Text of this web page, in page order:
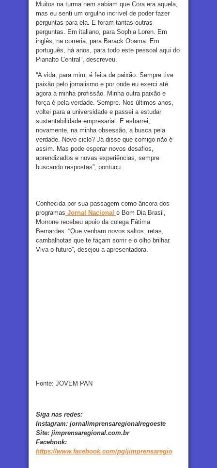
Muitos na turma nem sabiam que Cora era aquela,
mas eu senti um orgulho incrível de poder fazer
perguntas para ela. E foram tantas outras
perguntas. Em italiano, para Sophia Loren. Em
inglês, na correria, para Barack Obama. Em
português, há anos, para todo este pessoal aqui do
Planalto Central”, descreveu.
“A vida, para mim, é feita de paixão. Sempre tive
paixão pelo jornalismo e por onde eu exerci até
agora a minha profissão. Minha outra paixão e
força é pela verdade. Sempre. Nos últimos anos,
voltei para a universidade e passei a estudar
sustentabilidade empresarial. E esbarrei,
novamente, na minha obsessão, a busca pela
verdade. Novo ciclo? Já disse que comigo não é
assim. Mas pode esperar novos desafios,
aprendizados e novas experiências, sempre
buscando respostas”, pontuou.
Conhecida por sua passagem como âncora dos
programas Jornal Nacional e Bom Dia Brasil,
Morrone recebeu apoio da colega Fátima
Bernardes. “Que venham novos saltos, retas,
cambalhotas que te façam sorrir e o olho brilhar.
Viva o futuro”, desejou a apresentadora.
Fonte: JOVEM PAN
Siga nas redes:
Instagram: jornalimprensaregionalregoeste
Site: jimprensaregional.com.br
Facebook:
https://www.facebook.com/pg/jimprensaregio